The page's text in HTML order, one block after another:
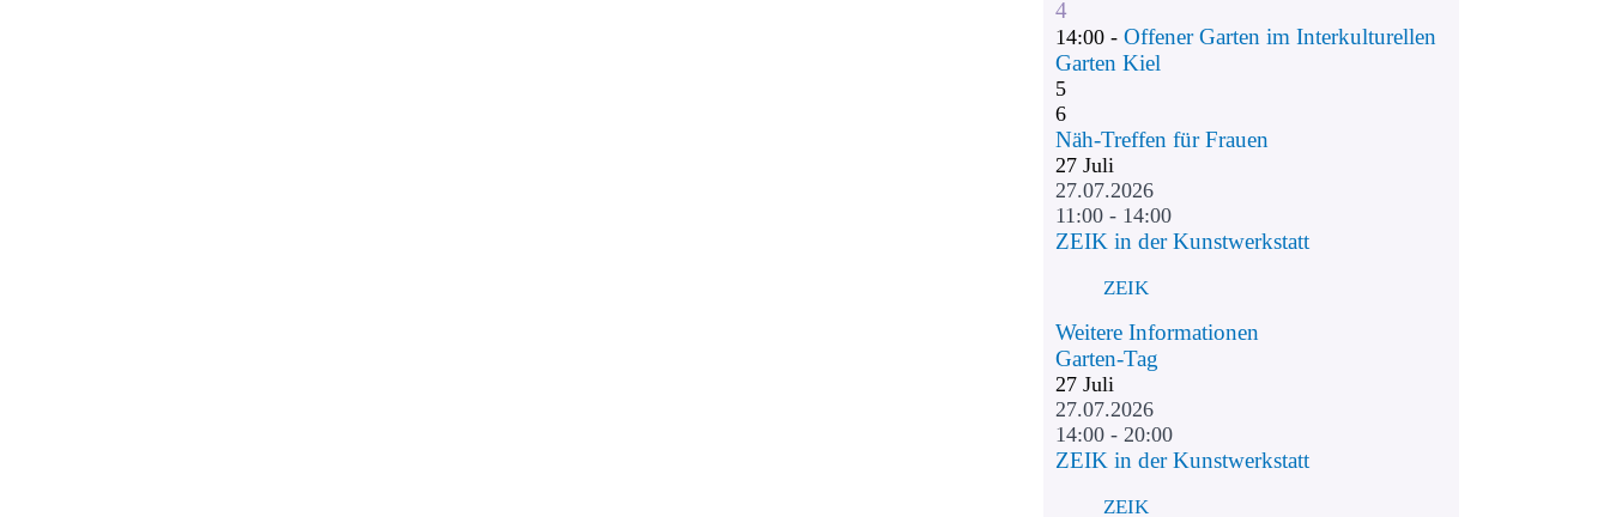
4
14:00 -Offener Garten im Interkulturellen
Garten Kiel
5
6
Näh-Treffen für Frauen
27 Juli
27.07.2026
11:00 - 14:00
ZEIK in der Kunstwerkstatt
ZEIK
Weitere Informationen
Garten-Tag
27 Juli
27.07.2026
14:00 - 20:00
ZEIK in der Kunstwerkstatt
ZEIK